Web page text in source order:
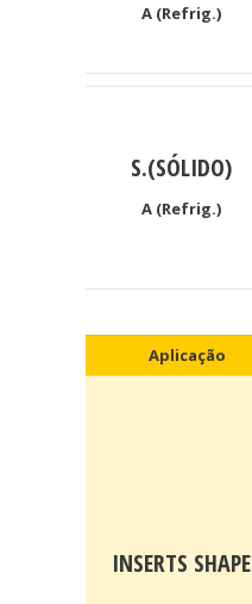
A (Refrig.)
S.(SÓLIDO)
A (Refrig.)
Aplicação
INSERTS SHAPE